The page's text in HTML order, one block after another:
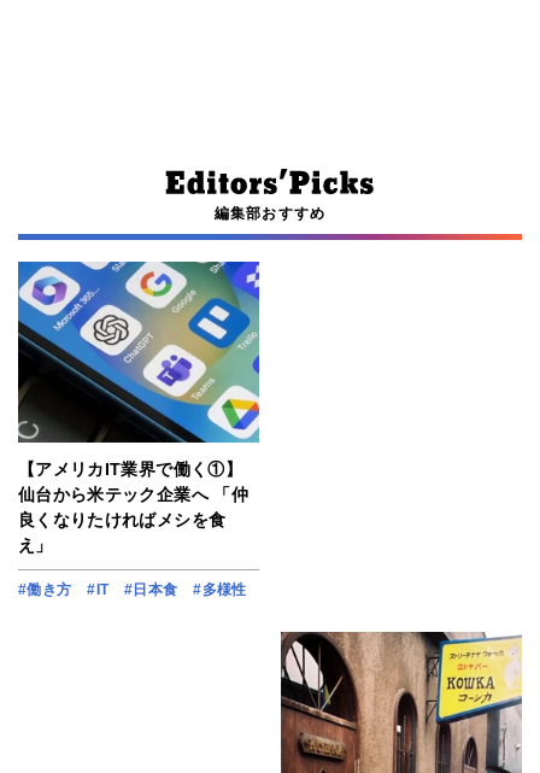
編集部おすすめ
【アメリカIT業界で働く①】
仙台から米テック企業へ 「仲
良くなりたければメシを食
え」
#働き方 #IT #日本食 #多様性